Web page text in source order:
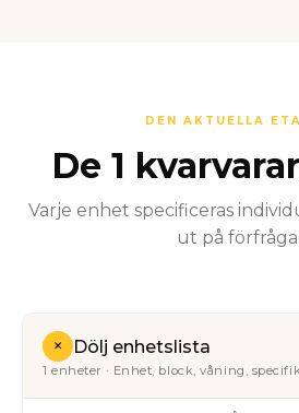
DEN AKTUELLA
De 1
Varje enhet specificeras
ut på
+ Dölj enhetslista
1 enheter · Enhet, block, våning,